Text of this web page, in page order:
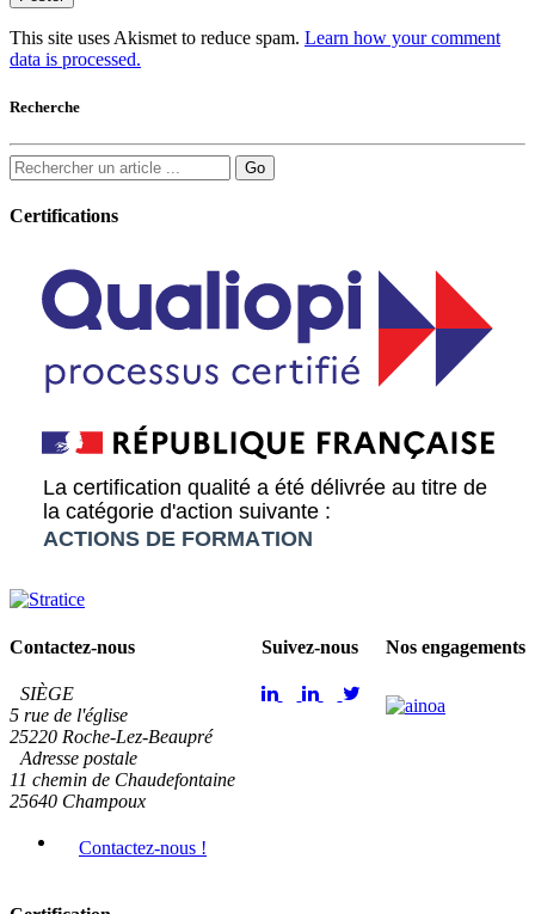
This site uses Akismet to reduce spam. Learn how your comment
data is processed.
Recherche
Certifications
Contactez-nous
SIÈGE
5 rue de l'église
25220 Roche-Lez-Beaupré
Adresse postale
11 chemin de Chaudefontaine
25640 Champoux
Contactez-nous !
Suivez-nous Nos engagements